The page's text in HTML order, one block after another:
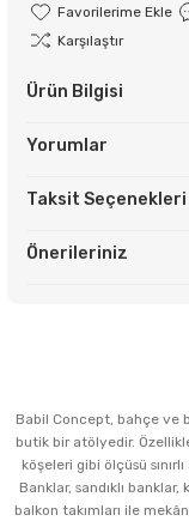
Karşılaştır
Ürün Bilgisi
Yorumlar
Taksit Seçenekleri
Önerileriniz
Babil Concept, bahçe ve
butik bir atölyedir.
köşeleri gibi ölçüsü
Banklar, sandıklı
balkon takımları ile